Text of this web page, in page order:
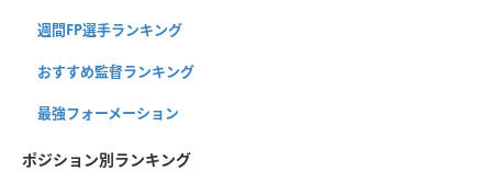
週間FP選手ランキング
おすすめ監督ランキング
最強フォーメーション
ポジション別ランキング